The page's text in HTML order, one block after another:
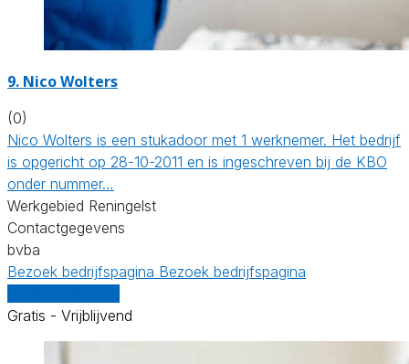
9. Nico Wolters
(0)
Nico Wolters is een stukadoor met 1 werknemer. Het bedrijf
is opgericht op 28-10-2011 en is ingeschreven bij de KBO
onder nummer…
Werkgebied Reningelst
Contactgegevens
bvba
Bezoek bedrijfspagina Bezoek bedrijfspagina
Gratis - Vrijblijvend